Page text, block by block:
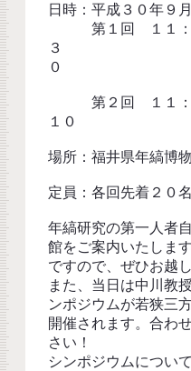
日時：平成３０年９
第１回 １１：０
３
第２回 １１：４
１０
場所：福井県年縞博
定員：各回先着２０名
年縞研究の第一人者
館をご案内いたしま
ですので、ぜひお越
また、当日は中川教
ンポジウムが若狭三
開催されます。合わ
さい！
シンポジウムについ